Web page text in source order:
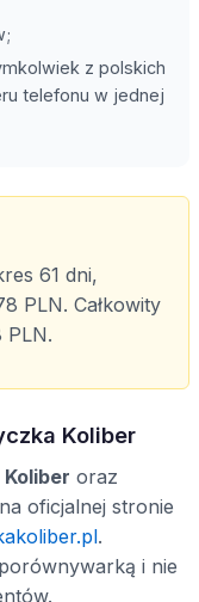
z polskich
telefonu w jednej
61 dni,
PLN. Całkowity
PLN.
Koliber
oraz
oficjalnej stronie
.
i nie